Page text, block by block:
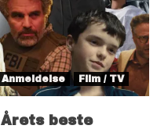
Anmeldelse Film / TV
Årets beste